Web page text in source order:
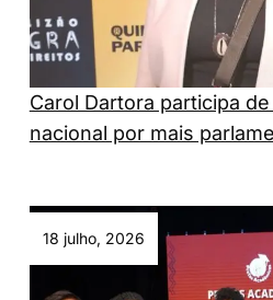
Carol Dartora participa
nacional por mais
18 julho, 2026